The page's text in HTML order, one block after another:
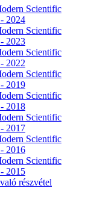
Scientific
2024
Scientific
2023
Scientific
2022
Scientific
2019
Scientific
2018
Scientific
2017
Scientific
2016
Scientific
2015
részvétel